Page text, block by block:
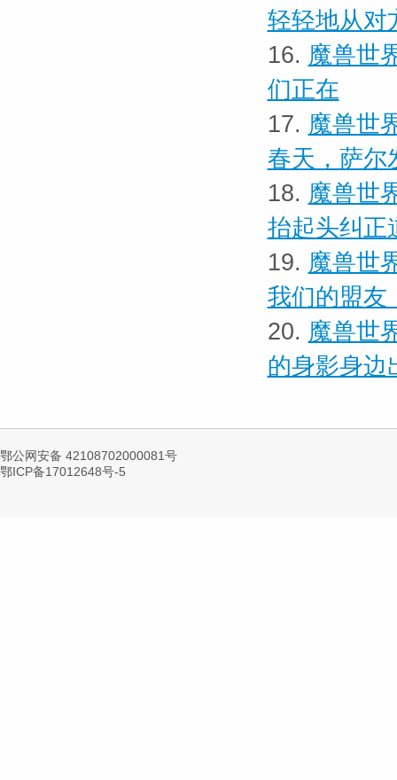
轻轻地从对
16. 魔兽世
们正在
17. 魔兽世
春天，萨尔
18. 魔兽世
抬起头纠正
19. 魔兽世
我们的盟友
20. 魔兽世
的身影身边
鄂公网安备 42108702000081号
鄂ICP备17012648号-5